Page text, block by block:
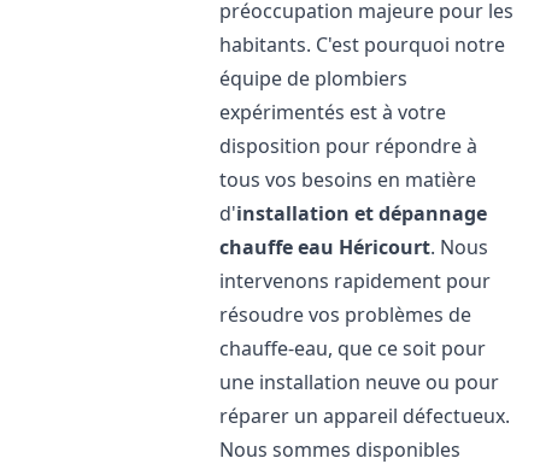
préoccupation majeure pour les
habitants. C'est pourquoi notre
équipe de plombiers
expérimentés est à votre
disposition pour répondre à
tous vos besoins en matière
d'installation et dépannage
chauffe eau Héricourt. Nous
intervenons rapidement pour
résoudre vos problèmes de
chauffe-eau, que ce soit pour
une installation neuve ou pour
réparer un appareil défectueux.
Nous sommes disponibles